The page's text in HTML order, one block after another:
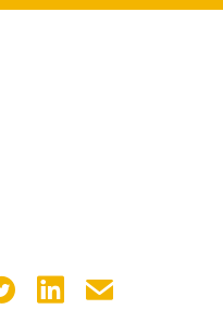
SUR FACEBOOK
PARTAGER SUR TWITTER
PARTAGER SUR
PARTAGER